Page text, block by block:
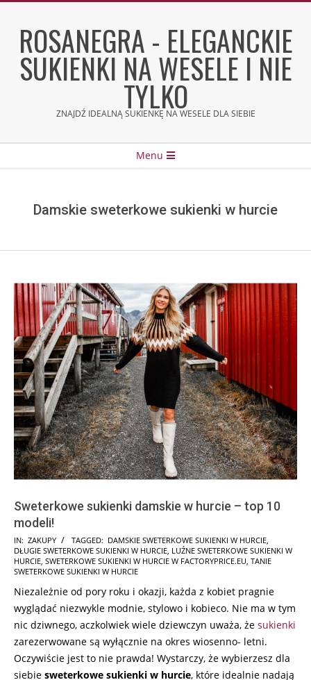
contentROSANEGRA - ELEGANCKIE
SUKIENKI NA WESELE I NIE
TYLKO
ZNAJDŹ IDEALNĄ SUKIENKĘ NA WESELE DLA SIEBIE
Menu
Damskie sweterkowe sukienki w hurcie
Sweterkowe sukienki damskie w hurcie – top 10
modeli!
2025-
11-
21
IN: ZAKUPY TAGGED: DAMSKIE SWETERKOWE SUKIENKI W HURCIE
DŁUGIE SWETERKOWE SUKIENKI W HURCIE LUŹNE SWETERKOWE SUKIENKI W
HURCIE SWETERKOWE SUKIENKI W HURCIE W FACTORYPRICE.EU TANIE
SWETERKOWE SUKIENKI W HURCIE
Niezależnie od pory roku i okazji, każda z kobiet pragnie
wyglądać niezwykle modnie, stylowo i kobieco. Nie ma w tym
nic dziwnego, aczkolwiek wiele dziewczyn uważa, że sukienki
zarezerwowane są wyłącznie na okres wiosenno- letni.
Oczywiście jest to nie prawda! Wystarczy, że wybierzesz dla
siebie sweterkowe sukienki w hurcie, które idealnie nadają